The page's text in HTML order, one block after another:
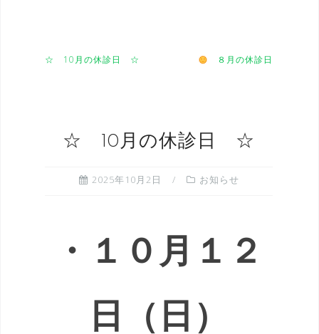
☆ 10月の休診日 ☆ ８月の休診日
☆ 10月の休診日 ☆
2025年10月2日 お知らせ
・１０月１２
日（日）